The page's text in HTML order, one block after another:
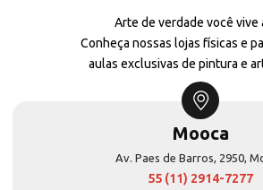
Arte de verdade você vive
Conheça nossas lojas físicas e
aulas exclusivas de pintura e
Mooca
Av. Paes de Barros, 2950,
55 (11) 2914-7277